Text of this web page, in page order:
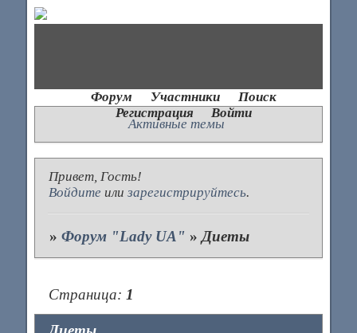
Форум Участники
Поиск
Регистрация
Войти
Активные темы
Привет, Гость!
Войдите или зарегистрируйтесь.
»Форум "Lady UA" » Диеты
Страница:1